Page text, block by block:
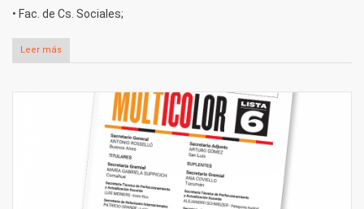
• Fac. de Cs. Sociales;
Leer más